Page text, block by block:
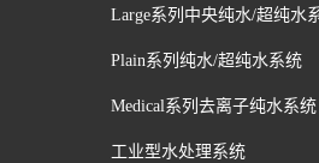
Large系列中央纯水/超纯水
Plain系列纯水/超纯水系统
Medical系列去离子纯水系统
工业型水处理系统